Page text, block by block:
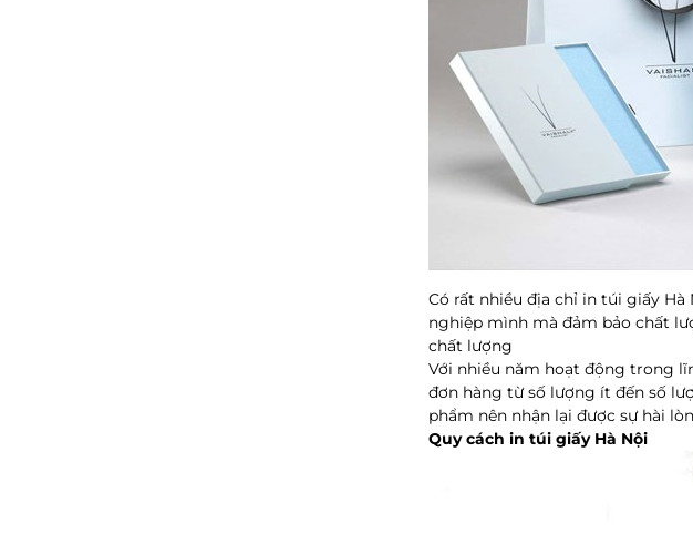
Có rất nhiều địa chỉ in túi giấy
nghiệp mình mà đảm bảo chất
chất lượng
Với nhiều năm hoạt động trong
đơn hàng từ số lượng ít đến số
phẩm nên nhận lại được sự hài
Quy cách in túi giấy Hà Nội